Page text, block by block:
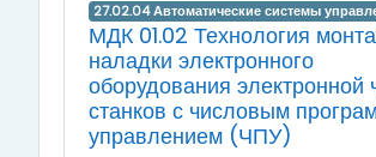
27.02.04 Автоматические системы
МДК 01.02 Технология
наладки электронного
оборудования электронной
станков с числовым
управлением (ЧПУ)